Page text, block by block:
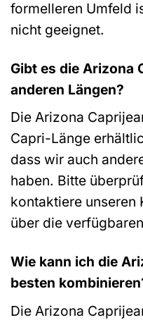
formelleren Umfeld
nicht geeignet.
Gibt es die Arizona
anderen Längen?
Die Arizona
Capri-Länge
dass wir auch
haben. Bitte
kontaktiere unseren
über die
Wie kann ich die
besten
Die Arizona